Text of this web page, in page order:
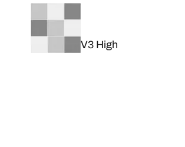
V3 High